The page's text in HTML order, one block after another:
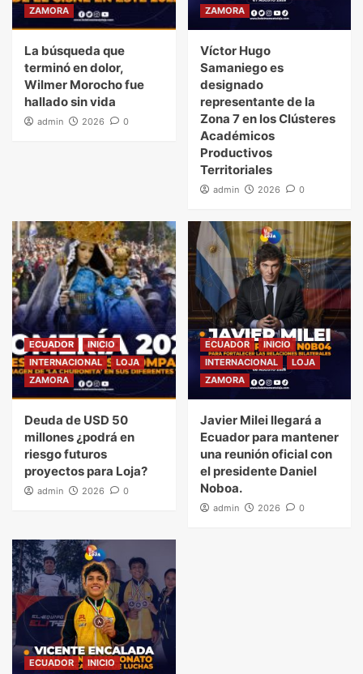
ZAMORA
La búsqueda que
terminó en dolor,
Wilmer Morocho fue
hallado sin vida
admin 2026 0
ZAMORA
Víctor Hugo
Samaniego es
designado
representante de la
Zona 7 en los Clústeres
Académicos
Productivos
Territoriales
admin 2026 0
ECUADOR
INICIO
INTERNACIONAL
LOJA
ZAMORA
Deuda de USD 50
millones ¿podrá en
riesgo futuros
proyectos para Loja?
admin 2026 0
ECUADOR
INICIO
INTERNACIONAL
LOJA
ZAMORA
Javier Milei llegará a
Ecuador para mantener
una reunión oficial con
el presidente Daniel
Noboa.
admin 2026 0
ECUADOR
INICIO